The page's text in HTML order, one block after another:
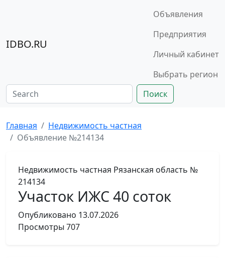
IDBO.RU
Объявления
Предприятия
Личный кабинет
Выбрать регион
Поиск
Главная
Недвижимость частная
Объявление №214134
Недвижимость частная Рязанская область №
214134
Участок ИЖС 40 соток
Опубликовано 13.07.2026
Просмотры 707